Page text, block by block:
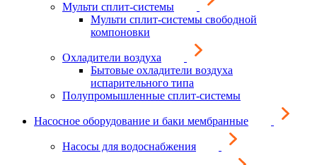
Мульти сплит-системы
Мульти сплит-системы свободной
компоновки
Охладители воздуха
Бытовые охладители воздуха
испарительного типа
Полупромышленные сплит-системы
Насосное оборудование и баки мембранные
Насосы для водоснабжения